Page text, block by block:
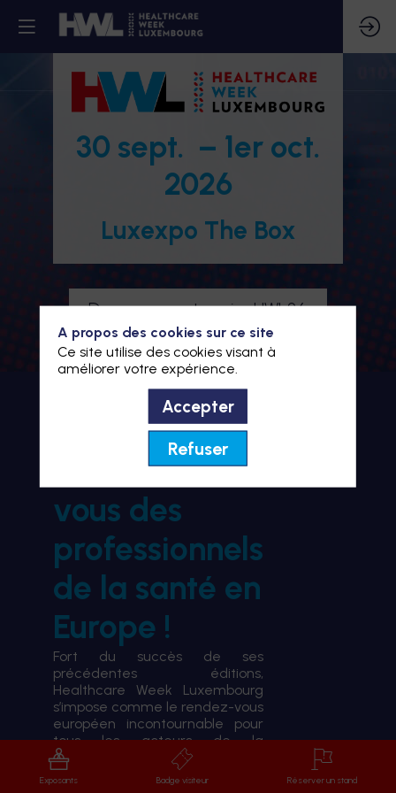
30 sept. – 1er oct.
2026
Luxexpo The Box
Devenez partenaire HWL26
Je m'inscris à HWL26
BIENVENUE À HWL26
le rendez-
vous des
professionnels
de la santé en
Europe !
Fort du succès de ses
précédentes éditions,
Healthcare Week Luxembourg
s’impose comme le rendez-vous
européen incontournable pour
tous les acteurs de la
transformation du système de
santé.
Exposants Badge visiteur Réserver un stand
A propos des cookies sur ce site
Ce site utilise des cookies visant à
améliorer votre expérience.
Accepter
Refuser